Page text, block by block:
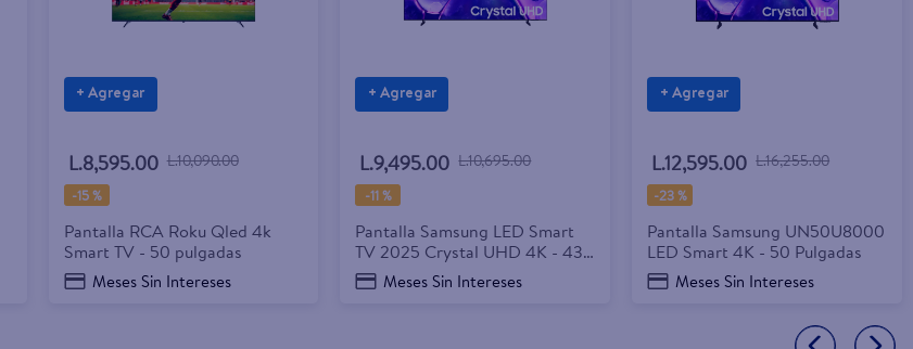
+ Agregar
L.8,595.00 L.10,090.00
-15 %
Pantalla RCA Roku Qled 4k
Smart TV - 50 pulgadas
Meses Sin Intereses
+ Agregar
L.9,495.00 L.10,695.00
-11 %
Pantalla Samsung LED Smart
TV 2025 Crystal UHD 4K - 43
PulgadasMeses Sin Intereses
+ Agregar
L.12,595.00 L.16,255.00
-23 %
Pantalla Samsung UN50U8000
LED Smart 4K - 50 Pulgadas
Meses Sin Intereses